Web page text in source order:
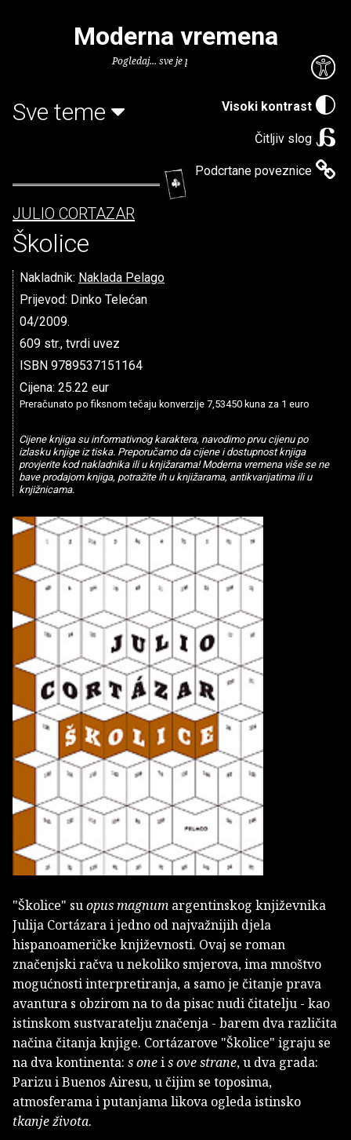
Visoki kontrast
Čitljiv slog
Podcrtane poveznice
Moderna vremena
Pogledaj... sve je puno knjiga.
Sve teme
JULIO CORTAZAR
Školice
Nakladnik: Naklada Pelago
Prijevod: Dinko Telećan
04/2009.
609 str., tvrdi uvez
ISBN 9789537151164
Cijena: 25.22 eur
Preračunato po fiksnom tečaju konverzije 7,53450 kuna za 1 euro
Cijene knjiga su informativnog karaktera, navodimo prvu cijenu po
izlasku knjige iz tiska. Preporučamo da cijene i dostupnost knjiga
provjerite kod nakladnika ili u knjižarama! Moderna vremena više se ne
bave prodajom knjiga, potražite ih u knjižarama, antikvarijatima ili u
knjižnicama.
"Školice" suopus magnum argentinskog književnika
Julija Cortázara i jedno od najvažnijih djela
hispanoameričke književnosti. Ovaj se roman
značenjski račva u nekoliko smjerova, ima mnoštvo
mogućnosti interpretiranja, a samo je čitanje prava
avantura s obzirom na to da pisac nudi čitatelju - kao
istinskom sustvaratelju značenja - barem dva različita
načina čitanja knjige. Cortázarove "Školice" igraju se
na dva kontinenta: s oneis ove strane, u dva grada:
Parizu i Buenos Airesu, u čijim se toposima,
atmosferama i putanjama likova ogleda istinsko
tkanje života.